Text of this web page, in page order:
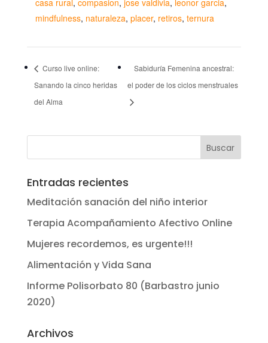
casa rural, compasion, jose valdivia, leonor garcia,
mindfulness, naturaleza, placer, retiros, ternura
Curso live online:
Sanando la cinco heridas
del Alma
Sabiduría Femenina ancestral:
el poder de los ciclos menstruales
Entradas recientes
Meditación sanación del niño interior
Terapia Acompañamiento Afectivo Online
Mujeres recordemos, es urgente!!!
Alimentación y Vida Sana
Informe Polisorbato 80 (Barbastro junio
2020)
Archivos